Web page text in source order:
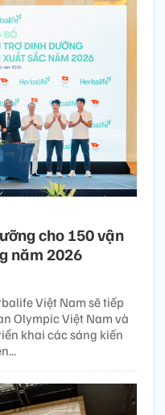
cho 150 vận
năm 2026
Việt Nam sẽ tiếp
Olympic Việt Nam và
khai các sáng kiến